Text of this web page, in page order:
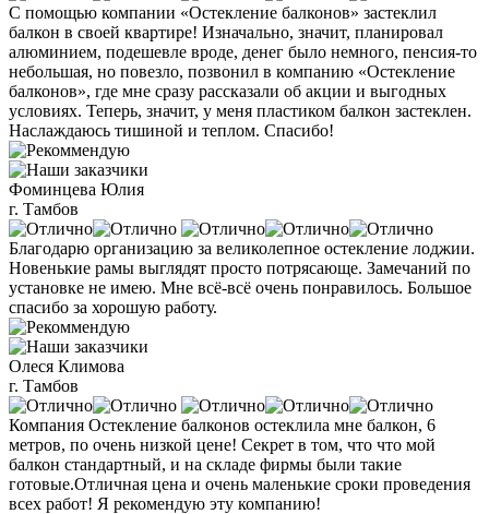
С помощью компании «Остекление балконов» застеклил
балкон в своей квартире! Изначально, значит, планировал
алюминием, подешевле вроде, денег было немного, пенсия-то
небольшая, но повезло, позвонил в компанию «Остекление
балконов», где мне сразу рассказали об акции и выгодных
условиях. Теперь, значит, у меня пластиком балкон застеклен.
Наслаждаюсь тишиной и теплом. Спасибо!
Фоминцева Юлия
г. Тамбов
Благодарю организацию за великолепное остекление лоджии.
Новенькие рамы выглядят просто потрясающе. Замечаний по
установке не имею. Мне всё-всё очень понравилось. Большое
спасибо за хорошую работу.
Олеся Климова
г. Тамбов
Компания Остекление балконов остеклила мне балкон, 6
метров, по очень низкой цене! Секрет в том, что что мой
балкон стандартный, и на складе фирмы были такие
готовые.Отличная цена и очень маленькие сроки проведения
всех работ! Я рекомендую эту компанию!